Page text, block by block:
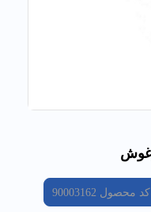
کد محصول 90003162